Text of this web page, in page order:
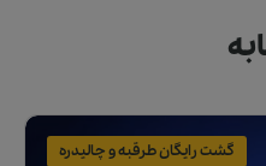
گشت رایگان طرقبه و چالیدره